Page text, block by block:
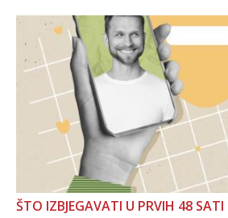
ŠTO IZBJEGAVATI U PRVIH 48 SATI